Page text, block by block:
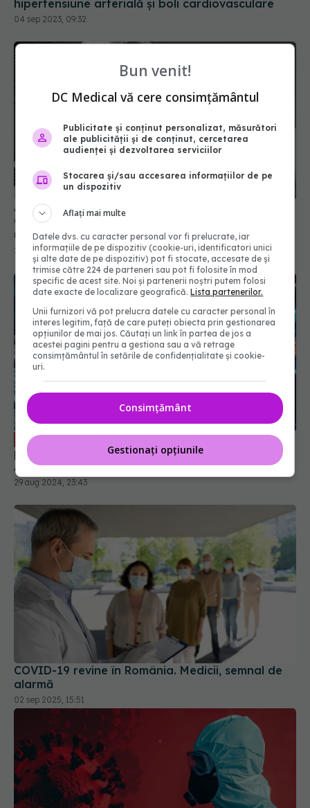
04 sep 2023, 09:32
A fost infectat cu coronavirus timp de 613 zile.
Cazul lui a uimit cercetătorii: Conduce la apariția
unor variante unice, sensibile
22 apr 2024, 08:51
EXCLUSIV Remdesivir, tratamentul injectabil
pentru COVID. Prof. dr. Simin Aysel Florescu:
Administrarea se face în spitale
29 aug 2024, 23:43
COVID-19 revine în România. Medicii, semnal de
alarmă
02 sep 2025, 15:51
Bun venit!
DC Medical vă cere consimțământul
Publicitate și conținut personalizat, măsurători
ale publicității și de conținut, cercetarea
audienței și dezvoltarea serviciilor
Stocarea și/sau accesarea informațiilor de pe
un dispozitiv
Aflați mai multe
Datele dvs. cu caracter personal vor fi prelucrate, iar
informațiile de pe dispozitiv (cookie-uri, identificatori unici
și alte date de pe dispozitiv) pot fi stocate, accesate de și
trimise către 224 de parteneri sau pot fi folosite în mod
specific de acest site. Noi și partenerii noștri putem folosi
date exacte de localizare geografică.Lista partenerilor.
Unii furnizori vă pot prelucra datele cu caracter personal în
interes legitim, față de care puteți obiecta prin gestionarea
opțiunilor de mai jos. Căutați un link în partea de jos a
acestei pagini pentru a gestiona sau a vă retrage
consimțământul în setările de confidențialitate și cookie-
uri.
Consimțământ
Gestionați opțiunile